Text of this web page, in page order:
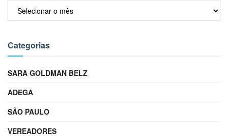
Arquivos
Categorias
SARA GOLDMAN BELZ
ADEGA
SÃO PAULO
VEREADORES